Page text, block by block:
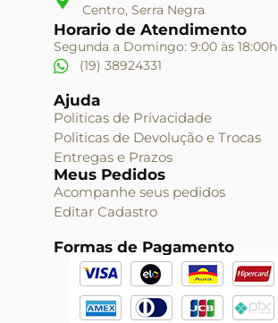
Centro, Serra Negra
Horario de Atendimento
Segunda a Domingo: 9:00 às 18:00h
(19) 38924331
Ajuda
Politicas de Privacidade
Politicas de Devolução e Trocas
Entregas e Prazos
Meus Pedidos
Acompanhe seus pedidos
Editar Cadastro
Formas de Pagamento